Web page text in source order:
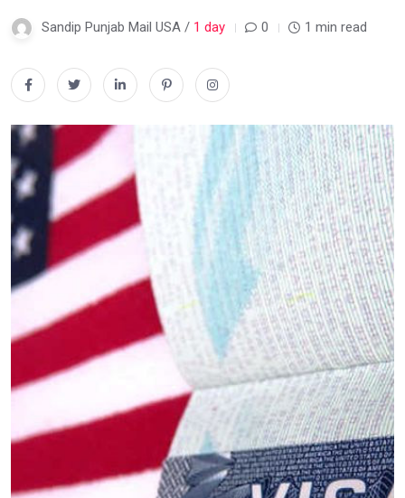
Sandip Punjab Mail USA / 1 day 0 1 min read